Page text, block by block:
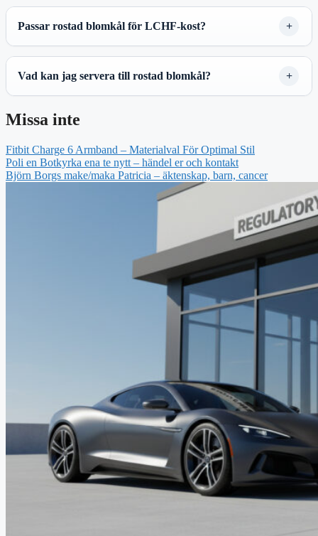
Passar rostad blomkål för LCHF-kost?
Vad kan jag servera till rostad blomkål?
Missa inte
Fitbit Charge 6 Armband – Materialval För Optimal Stil
Poli en Botkyrka ena te nytt – händel er och kontakt
Björn Borgs make/maka Patricia – äktenskap, barn, cancer